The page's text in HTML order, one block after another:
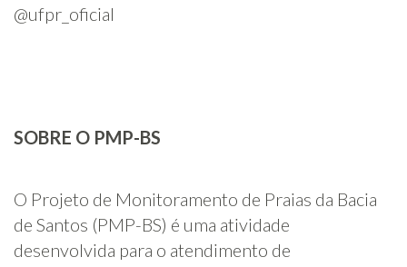
@ufpr_oficial
SOBRE O PMP-BS
O Projeto de Monitoramento de Praias da Bacia
de Santos (PMP-BS) é uma atividade
desenvolvida para o atendimento de